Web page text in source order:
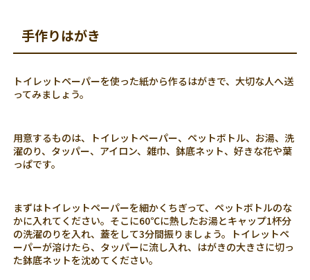
手作りはがき
トイレットペーパーを使った紙から作るはがきで、大切な人へ送
ってみましょう。
用意するものは、トイレットペーパー、ペットボトル、お湯、洗
濯のり、タッパー、アイロン、雑巾、鉢底ネット、好きな花や葉
っぱです。
まずはトイレットペーパーを細かくちぎって、ペットボトルのな
かに入れてください。そこに60℃に熱したお湯とキャップ1杯分
の洗濯のりを入れ、蓋をして3分間振りましょう。トイレットペ
ーパーが溶けたら、タッパーに流し入れ、はがきの大きさに切っ
た鉢底ネットを沈めてください。